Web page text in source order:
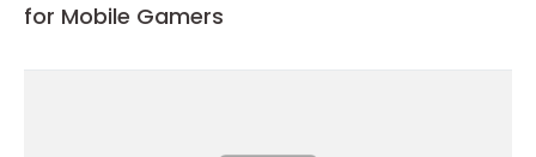
for Mobile Gamers